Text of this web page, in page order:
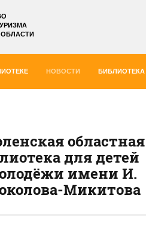
НОВОСТИ
областная
для детей
имени И.
Микитова